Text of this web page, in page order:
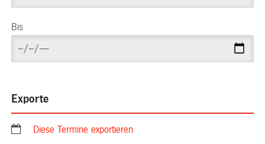
Bis
Exporte
Diese Termine exportieren